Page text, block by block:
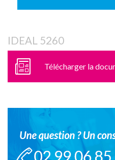
IDEAL 5260
Télécharger la